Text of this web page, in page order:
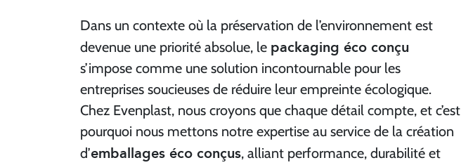
Dans un contexte où la préservation de l’environnement est
devenue une priorité absolue, le packaging éco conçu
s’impose comme une solution incontournable pour les
entreprises soucieuses de réduire leur empreinte écologique.
Chez Evenplast, nous croyons que chaque détail compte, et c’est
pourquoi nous mettons notre expertise au service de la création
d’emballages éco conçus, alliant performance, durabilité et